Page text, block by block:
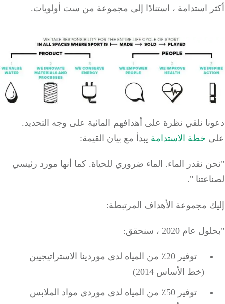
استدامة ، استنادًا إلى مجموعة من ست أولويات.
نلقي نظرة على أهدافهم المائية على وجه التحديد.
خطة الاستدامة يبدأ مع بيان القيمة:
نقدر الماء.الماء ضروري للحياة.كما أنها مورد رئيسي
".
مجموعة الأهداف المرتبطة:
2020 ، سنحقق:
توفير 20٪ من المياه لدى موردينا الاستراتيجيين
(خط الأساس 2014)
توفير 50٪ من المياه لدى موردي مواد الملابس